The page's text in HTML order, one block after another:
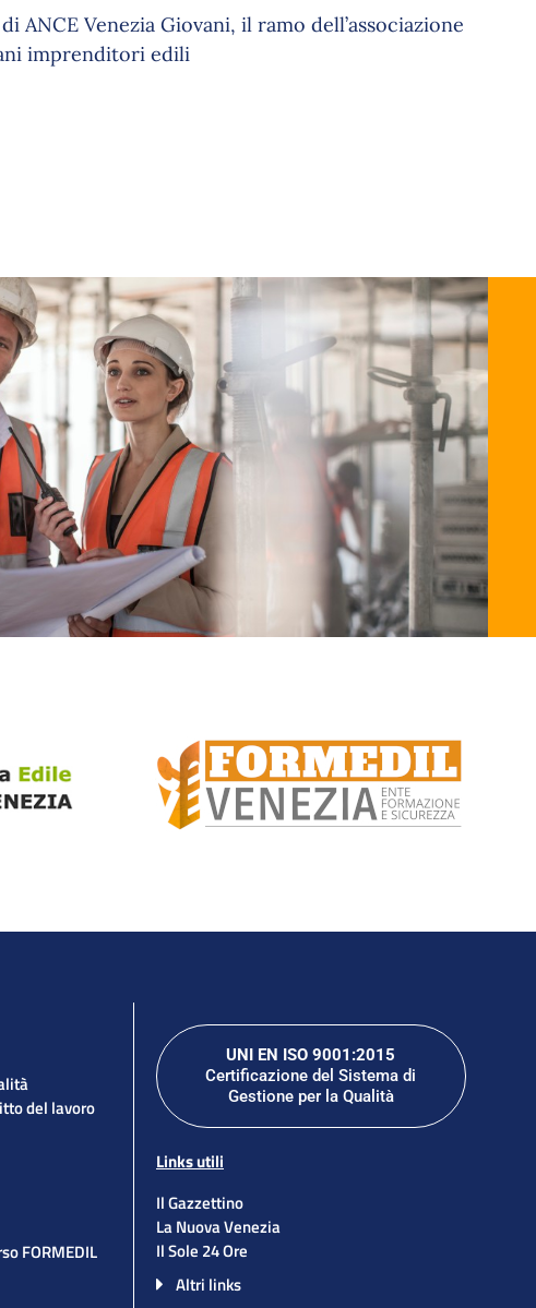
ANCE Venezia Giovani, il ramo dell’associazione
imprenditori edili
del lavoro
FORMEDIL
UNI EN ISO 9001:2015
Certificazione del Sistema di
Gestione per la Qualità
Links utili
Il Gazzettino
La Nuova Venezia
Il Sole 24 Ore
Altri links